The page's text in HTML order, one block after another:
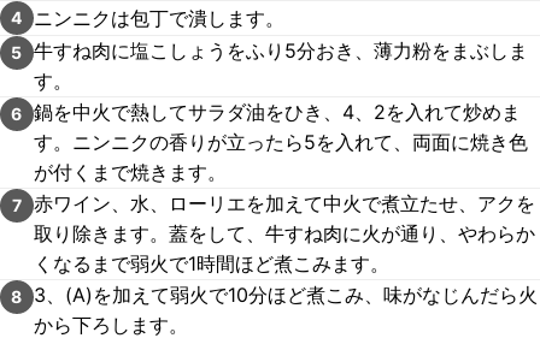
4 ニンニクは包丁で潰します。
5 牛すね肉に塩こしょうをふり5分おき、薄力粉をまぶしま
す。
6 鍋を中火で熱してサラダ油をひき、4、2を入れて炒めま
す。ニンニクの香りが立ったら5を入れて、両面に焼き色
が付くまで焼きます。
7 赤ワイン、水、ローリエを加えて中火で煮立たせ、アクを
取り除きます。蓋をして、牛すね肉に火が通り、やわらか
くなるまで弱火で1時間ほど煮こみます。
8
3、(A)を加えて弱火で10分ほど煮こみ、味がなじんだら火
から下ろします。